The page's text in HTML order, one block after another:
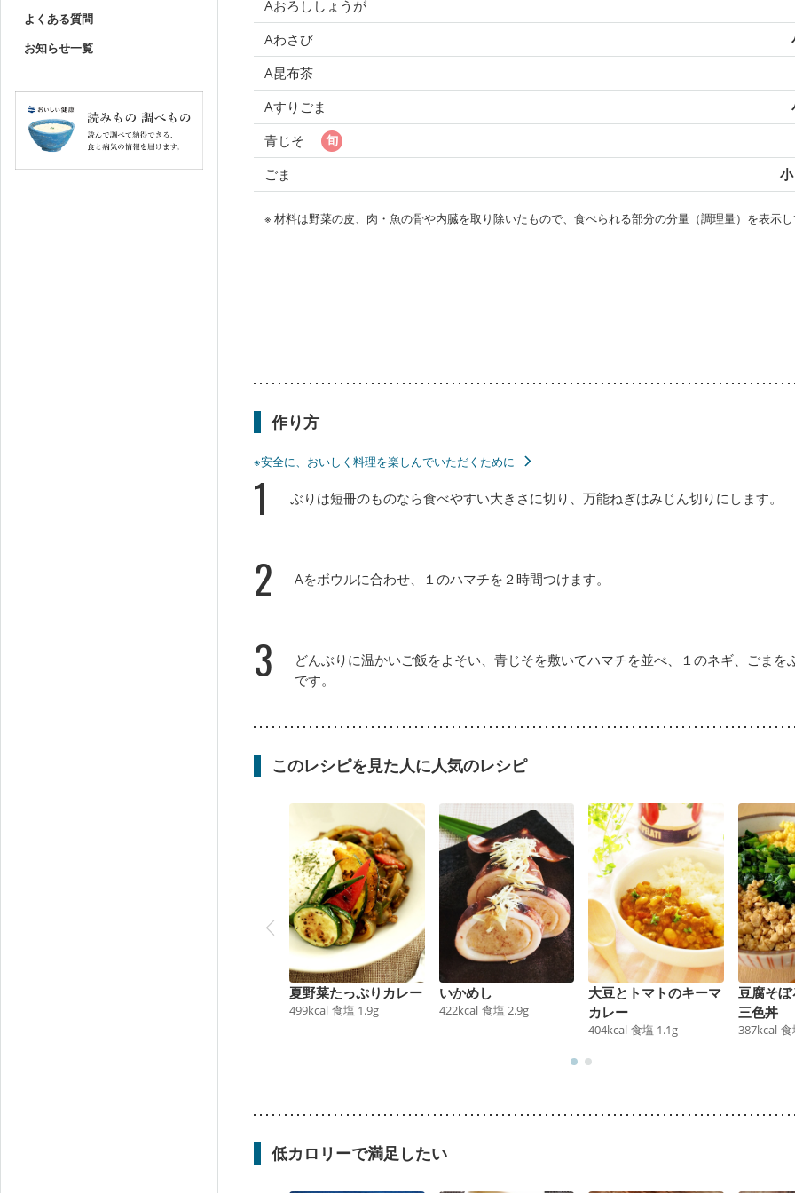
よくある質問
お知らせ一覧
Aおろししょうが
Aわさび
A昆布茶
Aすりごま
青じそ
ごま
※ 材料は野菜の皮、肉・魚の骨や内臓を取り除いたもので、食べられる部分の分量（調理量）を表示し
作り方
※安全に、おいしく料理を楽しんでいただくために
1 ぶりは短冊のものなら食べやすい大きさに切り、万能ねぎはみじん切りにします。
2 Aをボウルに合わせ、１のハマチを２時間つけます。
3
どんぶりに温かいご飯をよそい、青じそを敷いてハマチを並べ、１のネギ、ごまを
です。
このレシピを見た人に人気のレシピ
夏野菜たっぷりカレー
499kcal 食塩 1.9g
いかめし
422kcal 食塩 2.9g
大豆とトマトのキーマ
カレー
404kcal 食塩 1.1g
豆腐そ
三色丼
387kcal 食
低カロリーで満足したい